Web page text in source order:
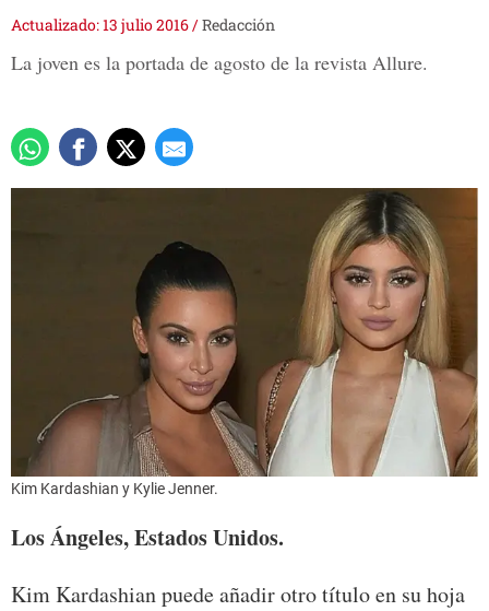
Actualizado: 13 julio 2016/Redacción
La joven es la portada de agosto de la revista Allure.
Kim Kardashian y Kylie Jenner.
Los Ángeles, Estados Unidos.
Kim Kardashian puede añadir otro título en su hoja